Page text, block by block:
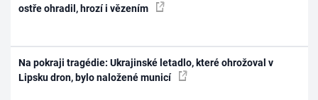
ostře ohradil, hrozí i vězením
Na pokraji tragédie: Ukrajinské letadlo, které ohrožoval v
Lipsku dron, bylo naložené municí